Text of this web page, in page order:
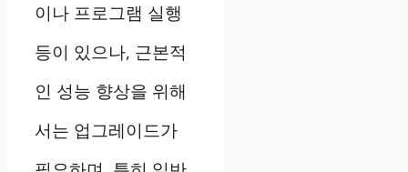
이나 프로그램 실행
등이 있으나, 근본적
인 성능 향상을 위해
서는 업그레이드가